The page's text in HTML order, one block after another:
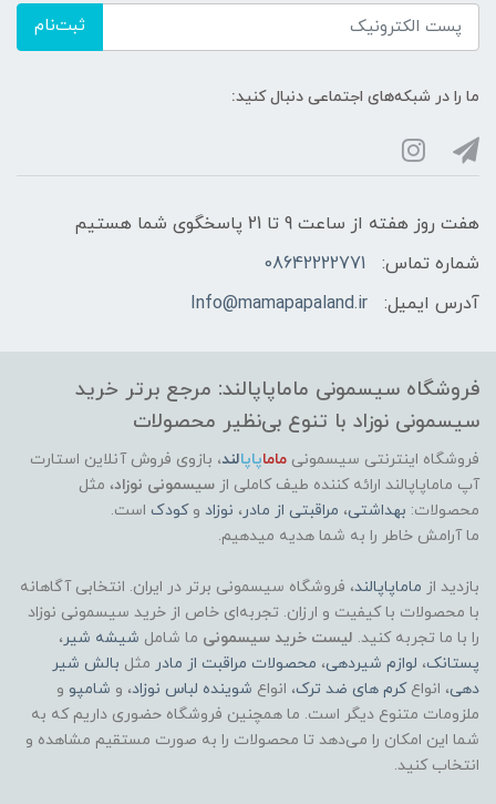
ثبت‌نام
ما را در شبکه‌های اجتماعی دنبال کنید:
هفت روز هفته از ساعت 9 تا 21 پاسخگوی شما هستیم
شماره تماس:
08642222771
آدرس ایمیل:
Info@mamapapaland.ir
فروشگاه سیسمونی ماماپاپالند: مرجع برتر خرید
سیسمونی نوزاد با تنوع بی‌نظیر محصولات
فروشگاه اینترنتی سیسمونی ماماپاپالند، بازوی فروش آنلاین استارت
آپ ماماپاپالند ارائه کننده طیف کاملی از سیسمونی نوزاد، مثل
محصولات: بهداشتی، مراقبتی از مادر ، نوزاد وکودک است.
ما آرامش خاطر را به شما هدیه میدهیم.
بازدید از ماماپاپالند، فروشگاه سیسمونی برتر در ایران. انتخابی آگاهانه
با محصولات با کیفیت و ارزان. تجربه‌ای خاص از خرید سیسمونی نوزاد
را با ما تجربه کنید. لیست خرید سیسمونی ما شامل شیشه شیر ،
پستانک، لوازم شیردهی، محصولات مراقبت از مادر مثل بالش شیر
دهی، انواعکرم های ضد ترک، انواع شوینده لباس نوزاد، و شامپو و
ملزومات متنوع دیگر است. ما همچنین فروشگاه حضوری داریم که به
شما این امکان را می‌دهد تا محصولات را به صورت مستقیم مشاهده و
انتخاب کنید.